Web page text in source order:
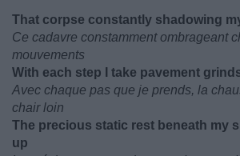
That corpse constantly shadowing
Ce cadavre constamment ombrageant
mouvements
With each step I take pavement
Avec chaque pas que je prends, la
chair loin
The precious static rest beneath my
up